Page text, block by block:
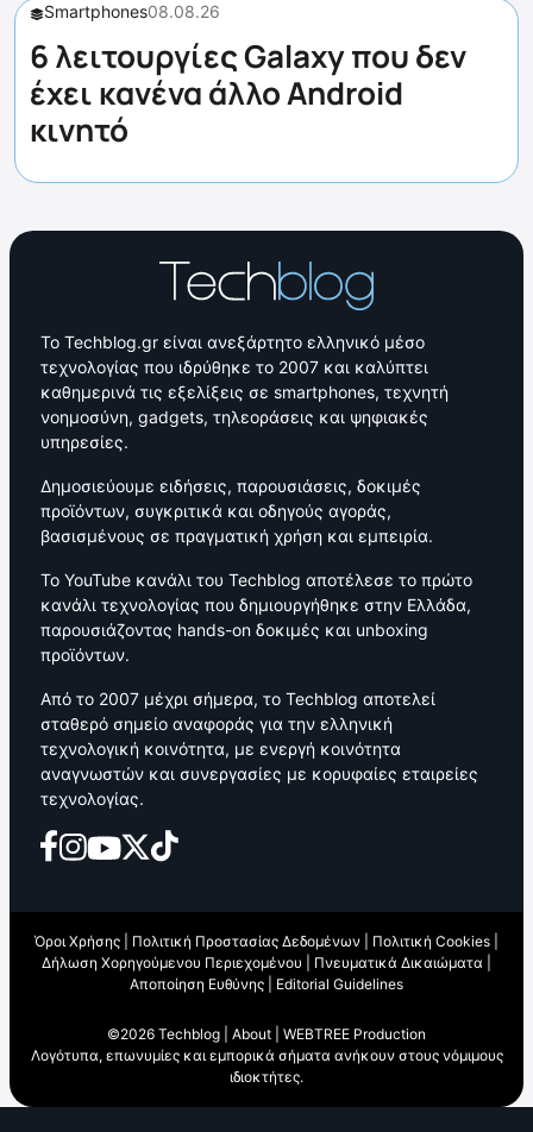
Smartphones08.08.26
6 λειτουργίες Galaxy που δεν
έχει κανένα άλλο Android
κινητό
Το Techblog.gr είναι ανεξάρτητο ελληνικό μέσο
τεχνολογίας που ιδρύθηκε το 2007 και καλύπτει
καθημερινά τις εξελίξεις σε smartphones, τεχνητή
νοημοσύνη, gadgets, τηλεοράσεις και ψηφιακές
υπηρεσίες.
Δημοσιεύουμε ειδήσεις, παρουσιάσεις, δοκιμές
προϊόντων, συγκριτικά και οδηγούς αγοράς,
βασισμένους σε πραγματική χρήση και εμπειρία.
Το YouTube κανάλι του Techblog αποτέλεσε το πρώτο
κανάλι τεχνολογίας που δημιουργήθηκε στην Ελλάδα,
παρουσιάζοντας hands-on δοκιμές και unboxing
προϊόντων.
Από το 2007 μέχρι σήμερα, το Techblog αποτελεί
σταθερό σημείο αναφοράς για την ελληνική
τεχνολογική κοινότητα, με ενεργή κοινότητα
αναγνωστών και συνεργασίες με κορυφαίες εταιρείες
τεχνολογίας.
Όροι Χρήσης Πολιτική Προστασίας Δεδομένων Πολιτική Cookies
Δήλωση Χορηγούμενου Περιεχομένου
Πνευματικά Δικαιώματα
Αποποίηση Ευθύνης
Editorial Guidelines
©2026 Techblog | About
WEBTREE Production
Λογότυπα, επωνυμίες και εμπορικά σήματα ανήκουν στους νόμιμους
ιδιοκτήτες.